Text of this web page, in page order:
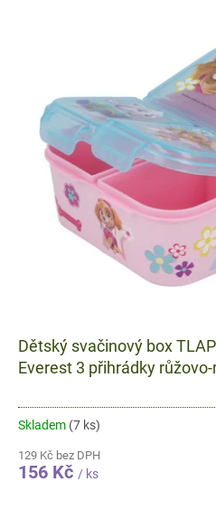
Dětský svačinový box
Everest 3 přihrádky
Skladem (7 ks)
129 Kč bez DPH
156 Kč / ks